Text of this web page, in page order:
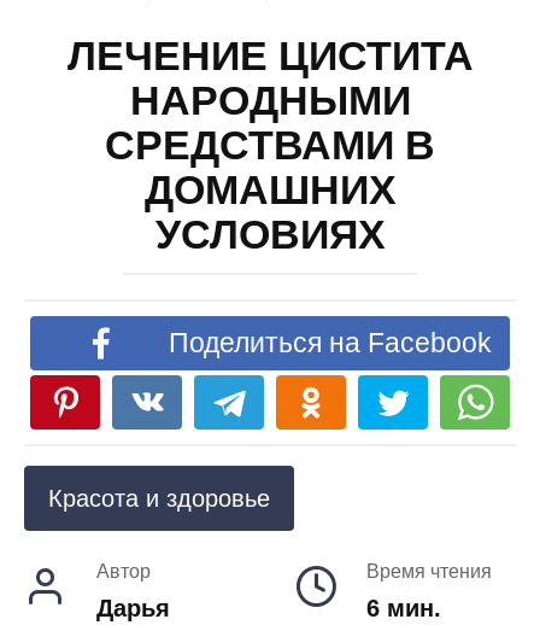
ЛЕЧЕНИЕ ЦИСТИТА
НАРОДНЫМИ
СРЕДСТВАМИ В
ДОМАШНИХ
УСЛОВИЯХ
Поделиться на Facebook
Красота и здоровье
Автор
Дарья
Время чтения
6 мин.